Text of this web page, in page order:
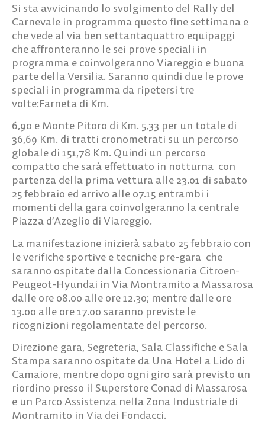
Si sta avvicinando lo svolgimento del Rally del
Carnevale in programma questo fine settimana e
che vede al via ben settantaquattro equipaggi
che affronteranno le sei prove speciali in
programma e coinvolgeranno Viareggio e buona
parte della Versilia. Saranno quindi due le prove
speciali in programma da ripetersi tre
volte:Farneta di Km.
6,90 e Monte Pitoro di Km. 5,33 per un totale di
36,69 Km. di tratti cronometrati su un percorso
globale di 151,78 Km. Quindi un percorso
compatto che sarà effettuato in notturna con
partenza della prima vettura alle 23.01 di sabato
25 febbraio ed arrivo alle 07.15 entrambi i
momenti della gara coinvolgeranno la centrale
Piazza d’Azeglio di Viareggio.
La manifestazione inizierà sabato 25 febbraio con
le verifiche sportive e tecniche pre-gara che
saranno ospitate dalla Concessionaria Citroen-
Peugeot-Hyundai in Via Montramito a Massarosa
dalle ore 08.00 alle ore 12.30; mentre dalle ore
13.00 alle ore 17.00 saranno previste le
ricognizioni regolamentate del percorso.
Direzione gara, Segreteria, Sala Classifiche e Sala
Stampa saranno ospitate da Una Hotel a Lido di
Camaiore, mentre dopo ogni giro sarà previsto un
riordino presso il Superstore Conad di Massarosa
e un Parco Assistenza nella Zona Industriale di
Montramito in Via dei Fondacci.